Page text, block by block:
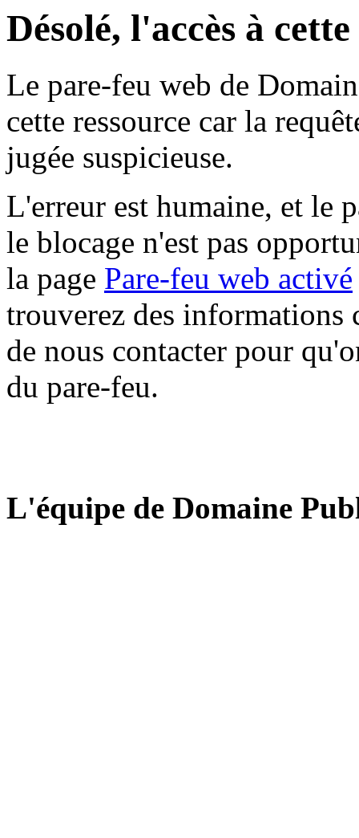
Désolé, l'accès à
Le pare-feu web de
cette ressource car la
jugée suspicieuse.
L'erreur est humaine, et le
le blocage n'est pas
la page Pare-feu web activé
trouverez des informations
de nous contacter pour
du pare-feu.
L'équipe de Domaine